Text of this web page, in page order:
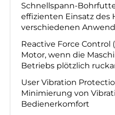
Schnellspann-
effizienten Einsatz des
verschiedenen
Reactive Force Control
Motor, wenn die
Betriebs plötzlich
User Vibration
Minimierung von
Bedienerkomfort